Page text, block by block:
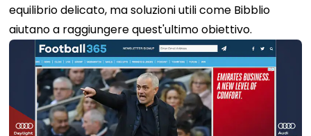
equilibrio delicato, ma soluzioni utili come Bibblio
aiutano a raggiungere quest'ultimo obiettivo.